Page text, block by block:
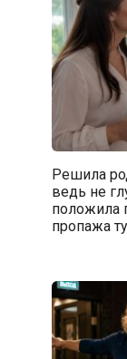
Решила
ведь не
положила
пропажа